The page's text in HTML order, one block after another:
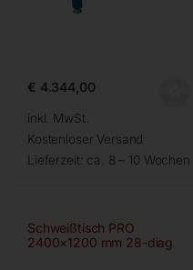
€ 4.344,00
inkl. MwSt.
Kostenloser Versand
Lieferzeit: ca. 8 – 10 Wochen
Schweißtisch PRO
2400×1200 mm 28-diag